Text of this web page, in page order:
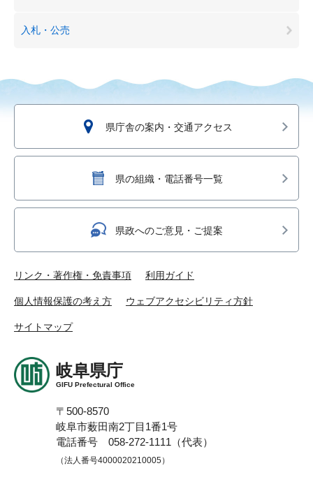
入札・公売
県庁舎の案内・交通アクセス
県の組織・電話番号一覧
県政へのご意見・ご提案
リンク・著作権・免責事項 利用ガイド
個人情報保護の考え方 ウェブアクセシビリティ方針
サイトマップ
岐阜県庁
GIFU Prefectural Office
〒500-8570
岐阜市薮田南2丁目1番1号
電話番号 058-272-1111（代表）
（法人番号4000020210005）